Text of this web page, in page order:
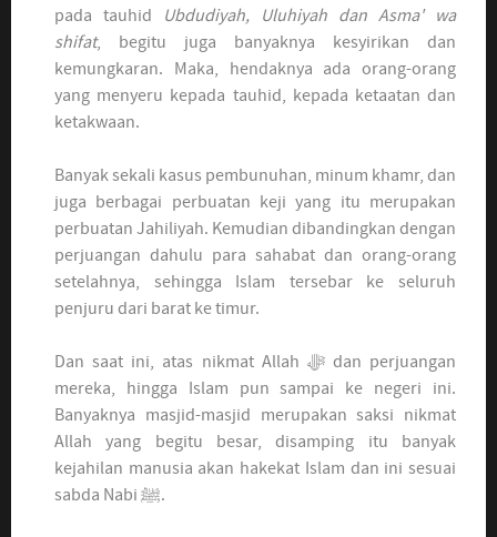
pada tauhid
Ubdudiyah, Uluhiyah dan Asma' wa
shifat, begitu juga banyaknya kesyirikan dan
kemungkaran. Maka, hendaknya ada orang-orang
yang menyeru kepada tauhid, kepada ketaatan dan
ketakwaan.
Banyak sekali kasus pembunuhan, minum khamr, dan
juga berbagai perbuatan keji yang itu merupakan
perbuatan Jahiliyah. Kemudian dibandingkan dengan
perjuangan dahulu para sahabat dan orang-orang
setelahnya, sehingga Islam tersebar ke seluruh
penjuru dari barat ke timur.
Dan saat ini, atas nikmat Allah ﷻ dan perjuangan
mereka, hingga Islam pun sampai ke negeri ini.
Banyaknya masjid-masjid merupakan saksi nikmat
Allah yang begitu besar, disamping itu banyak
kejahilan manusia akan hakekat Islam dan ini sesuai
sabda Nabi ﷺ.